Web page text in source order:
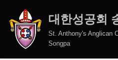
콘
대한성공회
St. Anthony's Anglican
Songpa